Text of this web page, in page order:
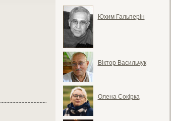
Юхим Гальперін
Віктор Васильчук
Олена Сокірка